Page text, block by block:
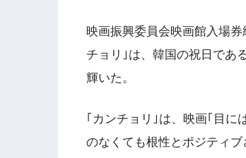
映画振興委員会映画館入場
チョリ｣は、韓国の祝日であ
輝いた。
｢カンチョリ｣は、映画｢目に
のなくても根性とポジティ